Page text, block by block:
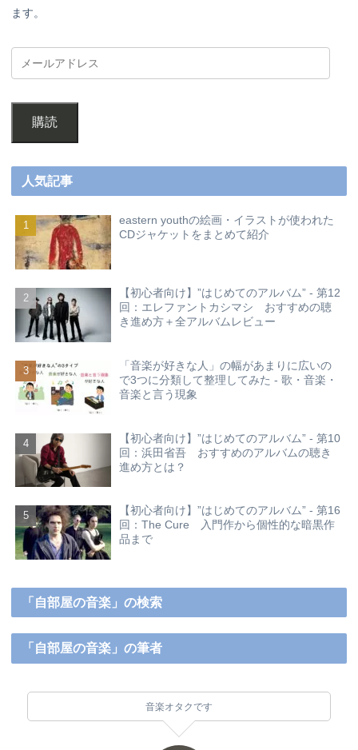
ます。
購読
人気記事
eastern youthの絵画・イラストが使われた
CDジャケットをまとめて紹介
【初心者向け】”はじめてのアルバム” - 第12
回：エレファントカシマシ おすすめの聴
き進め方＋全アルバムレビュー
「音楽が好きな人」の幅があまりに広いの
で3つに分類して整理してみた - 歌・音楽・
音楽と言う現象
【初心者向け】”はじめてのアルバム” - 第10
回：浜田省吾 おすすめのアルバムの聴き
進め方とは？
【初心者向け】”はじめてのアルバム” - 第16
回：The Cure 入門作から個性的な暗黒作
品まで
「自部屋の音楽」の検索
「自部屋の音楽」の筆者
音楽オタクです